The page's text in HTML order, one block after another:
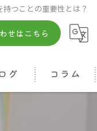
持つことの重要性とは？
せはこちら
グ コラム